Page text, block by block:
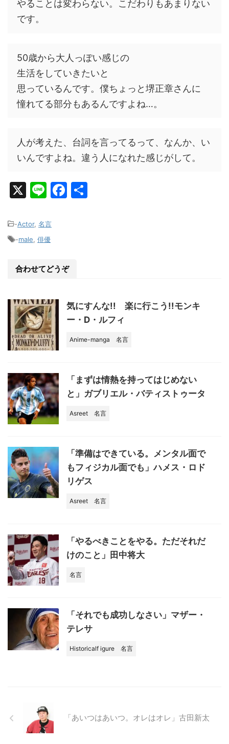
やることは変わらない。こだわりもあまりない
です。
50歳から大人っぽい感じの
生活をしていきたいと
思っているんです。僕ちょっと堺正章さんに
憧れてる部分もあるんですよね…。
人が考えた、台詞を言ってるって、なんか、い
いんですよね。違う人になれた感じがして。
X
Li
e
F
o
k
-Actor, 名言
-male, 俳優
合わせてどうぞ
気にすんな!! 楽に行こう!!モンキ
ー・D・ルフィ
Anime-manga 名言
「まずは情熱を持ってはじめない
と」ガブリエル・バティストゥータ
Asreet 名言
「準備はできている。メンタル面で
もフィジカル面でも」ハメス・ロド
リゲス
Asreet 名言
「やるべきことをやる。ただそれだ
けのこと」田中将大
名言
「それでも成功しなさい」マザー・
テレサ
Historicalf igure 名言
「あいつはあいつ。オレはオレ」古田新太